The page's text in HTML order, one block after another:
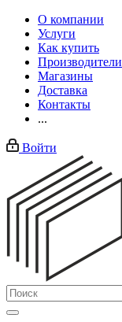
О компании
Услуги
Как купить
Производители
Магазины
Доставка
Контакты
...
Войти